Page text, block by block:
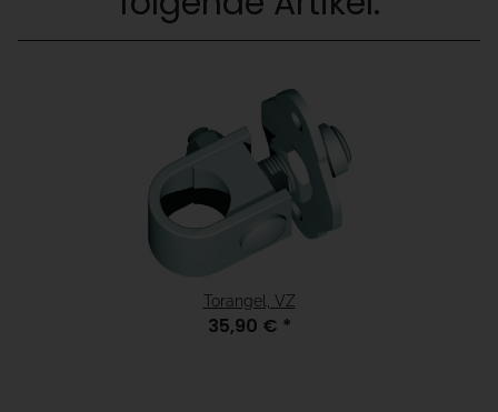
Torangel, VZ
35,90 € *